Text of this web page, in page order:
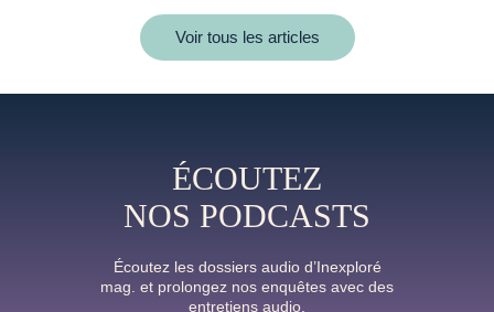
Voir tous les articles
ÉCOUTEZ
NOS PODCASTS
Écoutez les dossiers audio d’Inexploré
mag. et prolongez nos enquêtes avec des
entretiens audio.